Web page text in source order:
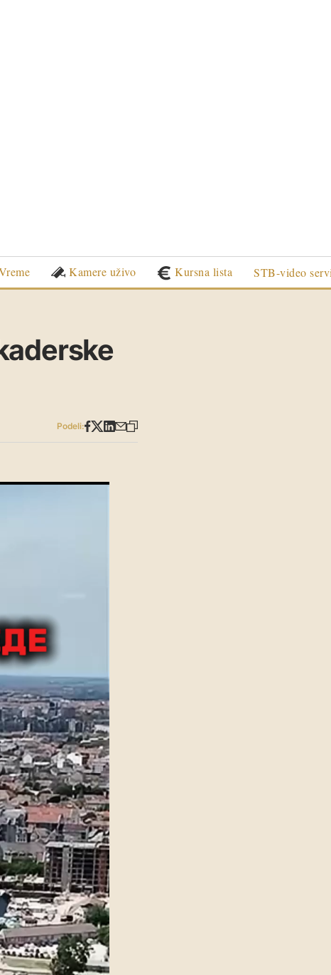
Kamere uživo Kursna lista STB-video
Podeli: